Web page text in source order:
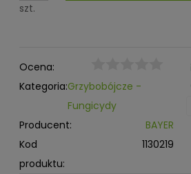
szt.
Ocena:
Kategoria:Grzybobójcze -
Fungicydy
Producent:
BAYER
Kod
produktu:
1130219